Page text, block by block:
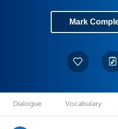
Mark
Dialogue Vocabulary